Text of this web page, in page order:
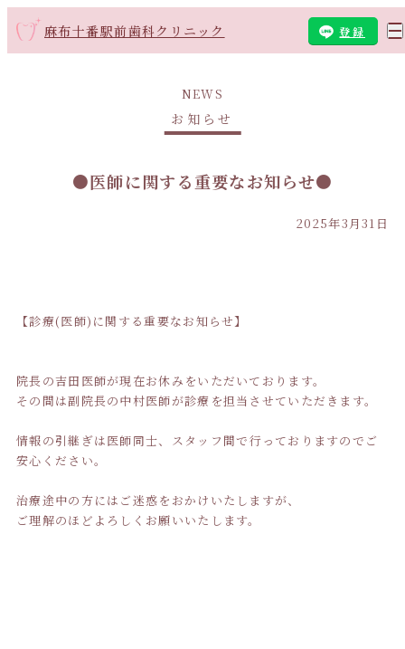
麻布十番駅前歯科クリニック 登録
NEWS
お知らせ
●医師に関する重要なお知らせ●
2025年3月31日
【診療(医師)に関する重要なお知らせ】
院長の吉田医師が現在お休みをいただいております。
その間は副院長の中村医師が診療を担当させていただきます。
情報の引継ぎは医師同士、スタッフ間で行っておりますのでご
安心ください。
治療途中の方にはご迷惑をおかけいたしますが、
ご理解のほどよろしくお願いいたします。